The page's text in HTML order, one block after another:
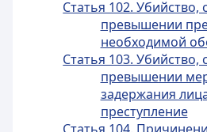
Статья 102.
превышении
необходимой
Статья 103.
превышении
задержания
преступление